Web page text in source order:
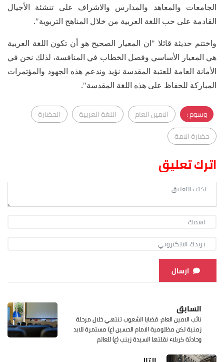
الجامعات والمعاهد والمدارس والاشراف على تنشئة الأجيال
القادمة على حب اللغة العربية من خلال المناهج التربوية".
واختتم حديثة قائلا "ان المعيار الصحيح هو أن تكون اللغة العربية
هي المعيار الأساسي وفصل الخطاب في المنافسة، لذلك نحن في
الأمانة العامة للعتبة المقدسة نؤيد وندعم هذه الجهود والمؤتمرات
المباركة للحفاظ على هذه اللغة المقدسة".
وسوم : الامين العام اللغة العربية
الحضارة
حضارة الامة
اترك تعليق
ارسال
السابق
نائب الامين العام: قضايا الشعوب تنتهي خلال مرحلة
زمنية لكن مظلومية الامام الحسين (ع) مستمرة للابد
وحادثة كربلاء نقلتها السيدة زينب (ع) للعالم